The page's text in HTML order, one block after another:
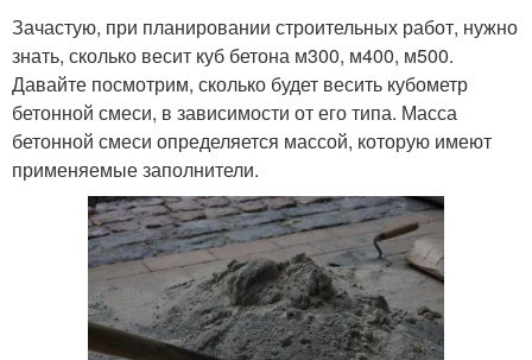
Зачастую, при планировании строительных работ, нужно
знать, сколько весит куб бетона м300, м400, м500.
Давайте посмотрим, сколько будет весить кубометр
бетонной смеси, в зависимости от его типа. Масса
бетонной смеси определяется массой, которую имеют
применяемые заполнители.